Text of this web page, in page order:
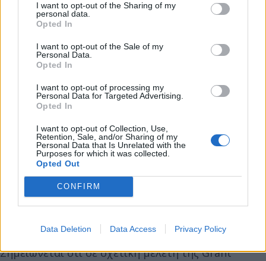
I want to opt-out of the Sharing of my
personal data.
Opted In
I want to opt-out of the Sale of my
Personal Data.
Opted In
I want to opt-out of processing my
Personal Data for Targeted Advertising.
Opted In
I want to opt-out of Collection, Use,
Retention, Sale, and/or Sharing of my
Personal Data that Is Unrelated with the
Purposes for which it was collected.
Opted Out
CONFIRM
Data Deletion Data Access Privacy Policy
πάνω από τον ιστορικό μέσο όρο) στο 69,6% το
2023, δηλαδή σε ιστορικά χαμηλό. Η μείωση αυτή
η μεγαλύτερη στην EE27.
Οι αιτίες για τις παραπάνω δυσμενείς εξελίξεις την
5ετή διακυβέρνηση της Νέας Δημοκρατίας είναι
τα στοιχεία που βλέπουν συχνά το φως της
δημοσιότητας.
Κατ’ αρχάς είναι αδιαμφησβήτητο ότι ο μεγάλος
αριθμός ακινήτων που αξιοποιούνται για
βραχυχρόνιες μισθώσεις έχει μειώσει τις κατοικίες
που μπορούν να διατεθούν για α΄ κατοικία.
Σημειώνεται ότι σε σχετική μελέτη της Grant